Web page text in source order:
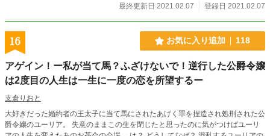
最終更新日 2021.02.07
登録日 2021.02.07
16 お気に入り追加 118
アゲイン！ー私が当て馬？ふざけないで！逆行した公爵令嬢
は2度目の人生は一生に一度の恋を所望するー
支倉りおと
大好きだった婚約者の王太子に当て馬にされたあげく罪を捏造され処刑された公
爵令嬢のユーリア。 失意のままこの生を閉じたと思ったのに気がつけばユーリ